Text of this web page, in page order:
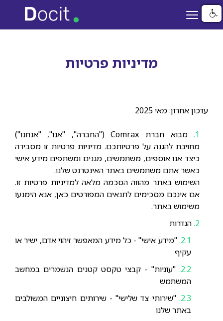
דילוג
לתוכן
העיקרי
מדיניות פרטיות
עדכון אחרון: מאי 2025
מבוא חברת Comrax ("החברה", "אנו", "אנחנו")
מחויבת להגנה על פרטיותכם. מדיניות פרטיות זו מסבירה
כיצד אנו אוספים, משתמשים, מגנים ומשתפים מידע אישי
כאשר אתם משתמשים באתר האינטרנט שלנו.
השימוש באתר מהווה הסכמה מלאה למדיניות פרטיות זו.
אם אינכם מסכימים לתנאים המפורטים כאן, אנא הימנעו
משימוש באתר.
הגדרות
"מידע אישי" - כל מידע המאפשר זיהוי אדם, ישיר או
עקיף
"עוגיות" - קבצי טקסט קטנים הנשמרים במחשב
המשתמש
"שירותי צד שלישי" - שירותים חיצוניים המשולבים
באתר שלנו